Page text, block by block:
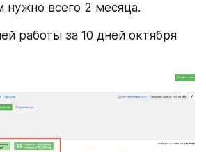
нужно всего 2 месяца.
работы за 10 дней октября